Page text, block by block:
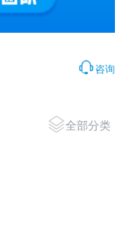
咨询
全部分类